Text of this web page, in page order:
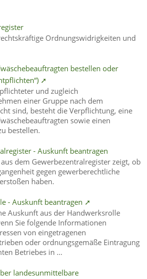
Ordnungswidrigkeiten und
bestellen oder
➚
und zugleich
einer Gruppe nach dem
sind, besteht die Verpflichtung, eine
sowie einen
bestellen.
- Auskunft beantragen
dem Gewerbezentralregister zeigt, ob
gegen gewerberechtliche
haben.
- Auskunft beantragen ➚
Auskunft aus der Handwerksrolle
Sie folgende Informationen
von eingetragenen
oder ordnungsgemäße Eintragung
Betriebes in …
landesunmittelbare